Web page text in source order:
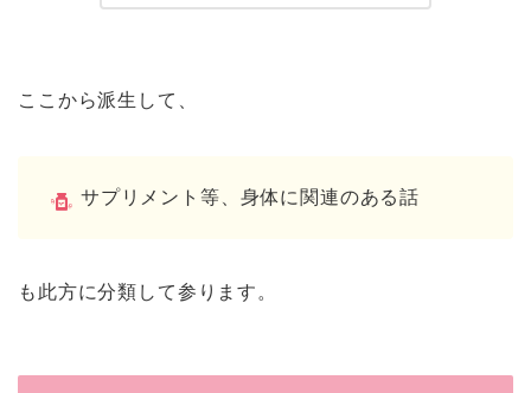
ここから派生して、
サプリメント等、身体に関連のある話
も此方に分類して参ります。